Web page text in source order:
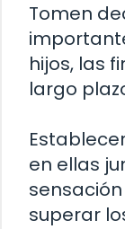
Tomen
hijos, las
largo
en ellas
superar